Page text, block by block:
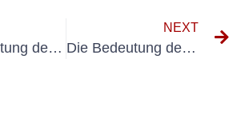
Die Bedeutung der VDE 0100 Teil 610 Wiederholungsprüfung in Elektroinstallationen verstehen
NEXT
Die Bedeutung des Messgeräts DGUV 3 für die Sicherheit am Arbeitsplatz verstehen